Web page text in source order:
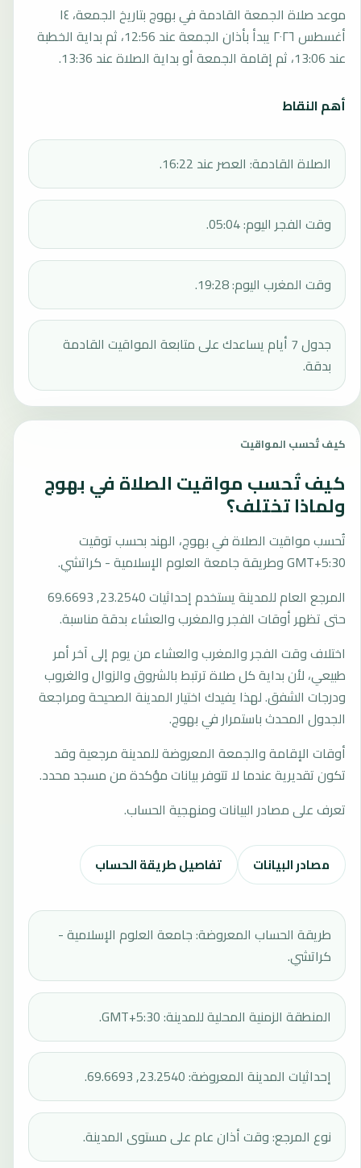
موعد صلاة الجمعة القادمة في بهوج بتاريخ الجمعة، ١٤
أغسطس ٢٠٢٦ يبدأ بأذان الجمعة عند 12:56، ثم بداية الخطبة
عند 13:06، ثم إقامة الجمعة أو بداية الصلاة عند 13:36.
أهم النقاط
الصلاة القادمة: العصر عند 16:22.
وقت الفجر اليوم: 05:04.
وقت المغرب اليوم: 19:28.
جدول 7 أيام يساعدك على متابعة المواقيت القادمة
بدقة.
كيف تُحسب المواقيت
كيف تُحسب مواقيت الصلاة في بهوج
ولماذا تختلف؟
تُحسب مواقيت الصلاة في بهوج، الهند بحسب توقيت
GMT+5:30 وطريقة جامعة العلوم الإسلامية - كراتشي.
المرجع العام للمدينة يستخدم إحداثيات 23.2540, 69.6693
حتى تظهر أوقات الفجر والمغرب والعشاء بدقة مناسبة.
اختلاف وقت الفجر والمغرب والعشاء من يوم إلى آخر أمر
طبيعي، لأن بداية كل صلاة ترتبط بالشروق والزوال والغروب
ودرجات الشفق. لهذا يفيدك اختيار المدينة الصحيحة ومراجعة
الجدول المحدث باستمرار في بهوج.
أوقات الإقامة والجمعة المعروضة للمدينة مرجعية وقد
تكون تقديرية عندما لا تتوفر بيانات مؤكدة من مسجد محدد.
تعرف على مصادر البيانات ومنهجية الحساب.
مصادر البيانات تفاصيل طريقة الحساب
طريقة الحساب المعروضة: جامعة العلوم الإسلامية -
كراتشي.
المنطقة الزمنية المحلية للمدينة: GMT+5:30.
إحداثيات المدينة المعروضة: 23.2540, 69.6693.
نوع المرجع: وقت أذان عام على مستوى المدينة.